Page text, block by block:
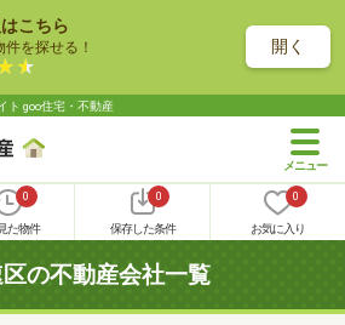
こちら
を探せる！ 開く
ト goo住宅・不動産
0
た物件
0
保存した条件
0
お気に入り
の不動産会社一覧